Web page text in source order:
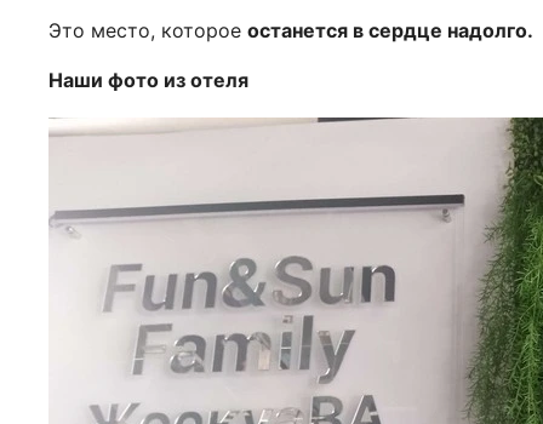
Это место, которое останется в сердце надолго.
Наши фото из отеля